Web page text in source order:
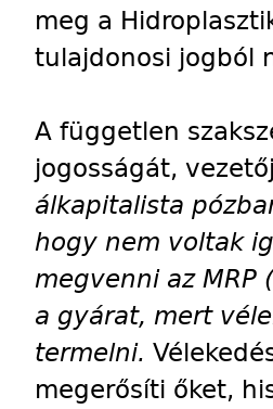
meg a
tulajdonosi jogból
A független
jogosságát,
álkapitalista
hogy nem voltak
megvenni az MRP
a gyárat, mert
termelni.
megerősíti őket,